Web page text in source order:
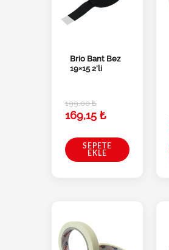
Brio Bant Bez
19×15 2’li
199,00₺
169,15 ₺
SEPETE
EKLE